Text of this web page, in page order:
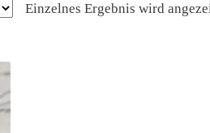
Einzelnes Ergebnis wird